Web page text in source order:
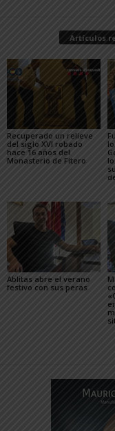
Artículos
Recuperado un relieve
del siglo XVI robado
hace 16 años del
Monasterio de Fitero
Ablitas abre el verano
festivo con sus peras